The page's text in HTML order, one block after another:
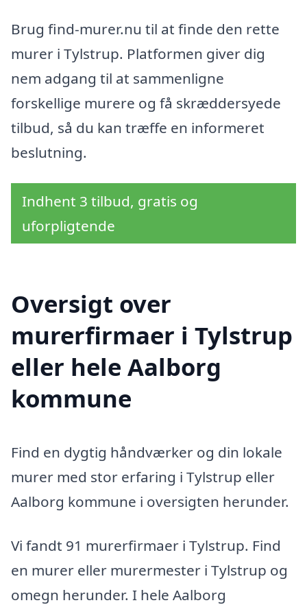
Brug find-murer.nu til at finde den rette
murer i Tylstrup. Platformen giver dig
nem adgang til at sammenligne
forskellige murere og få skræddersyede
tilbud, så du kan træffe en informeret
beslutning.
Indhent 3 tilbud, gratis og
uforpligtende
Oversigt over
murerfirmaer i Tylstrup
eller hele Aalborg
kommune
Find en dygtig håndværker og din lokale
murer med stor erfaring i Tylstrup eller
Aalborg kommune i oversigten herunder.
Vi fandt 91 murerfirmaer i Tylstrup. Find
en murer eller murermester i Tylstrup og
omegn herunder. I hele Aalborg